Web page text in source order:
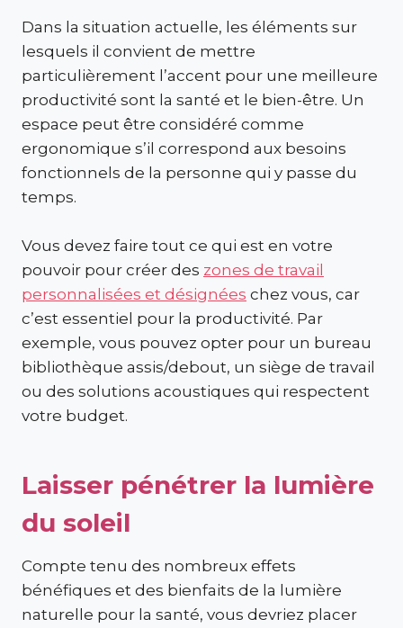
Dans la situation actuelle, les éléments sur
lesquels il convient de mettre
particulièrement l’accent pour une meilleure
productivité sont la santé et le bien-être. Un
espace peut être considéré comme
ergonomique s’il correspond aux besoins
fonctionnels de la personne qui y passe du
temps.
Vous devez faire tout ce qui est en votre
pouvoir pour créer des zones de travail
personnalisées et désignées chez vous, car
c’est essentiel pour la productivité. Par
exemple, vous pouvez opter pour un bureau
bibliothèque assis/debout, un siège de travail
ou des solutions acoustiques qui respectent
votre budget.
Laisser pénétrer la lumière
du soleil
Compte tenu des nombreux effets
bénéfiques et des bienfaits de la lumière
naturelle pour la santé, vous devriez placer